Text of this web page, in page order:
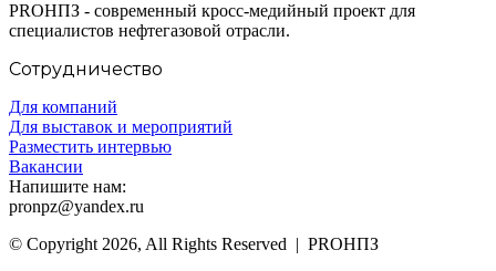
PROНПЗ - современный кросс-медийный проект для
специалистов нефтегазовой отрасли.
Сотрудничество
Для компаний
Для выставок и мероприятий
Разместить интервью
Вакансии
Напишите нам:
pronpz@yandex.ru
© Copyright 2026, All Rights Reserved | PROНПЗ